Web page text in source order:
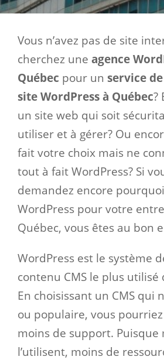
Vous n’avez pas de site
cherchez une agence
Québec pour un service
site WordPress à Québec?
un site web qui soit
utiliser et à gérer? Ou
fait votre choix mais ne
tout à fait WordPress? Si
demandez encore
WordPress pour votre
Québec, vous êtes au bon
WordPress est le système
contenu CMS le plus utilisé
En choisissant un CMS qui
ou populaire, vous
moins de support. Puisque
l’utilisent, moins de